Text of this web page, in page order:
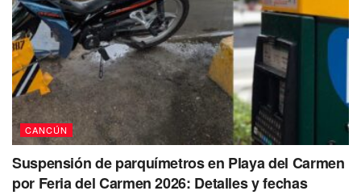
CANCÚN
Suspensión de parquímetros en Playa del Carmen
por Feria del Carmen 2026: Detalles y fechas